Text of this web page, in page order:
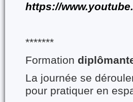
https://
*******
Formation
La journée se
pour pratiquer en